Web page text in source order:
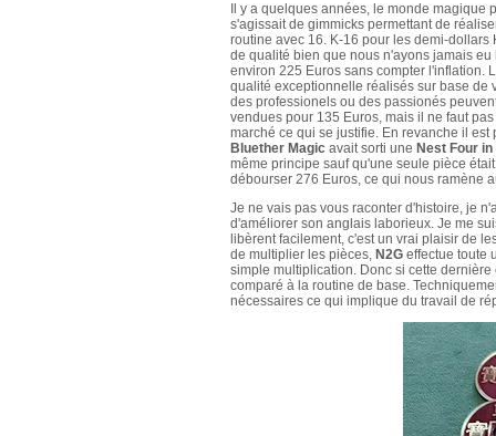
Il y a quelques années, le monde
s'agissait de gimmicks permettant de
routine avec 16. K-16 pour les demi-
de qualité bien que nous n'ayons jamais
environ 225 Euros sans compter l'inflation.
qualité exceptionnelle réalisés sur base de
des professionels ou des passionés
vendues pour 135 Euros, mais il ne faut
marché ce qui se justifie. En revanche il
Bluether Magic avait sorti une Nest Four in
même principe sauf qu'une seule pièce
débourser 276 Euros, ce qui nous ramène
Je ne vais pas vous raconter d'histoire, je
d'améliorer son anglais laborieux. Je me
libèrent facilement, c'est un vrai plaisir de
de multiplier les pièces, N2G effectue toute
simple multiplication. Donc si cette
comparé à la routine de base.
nécessaires ce qui implique du travail de